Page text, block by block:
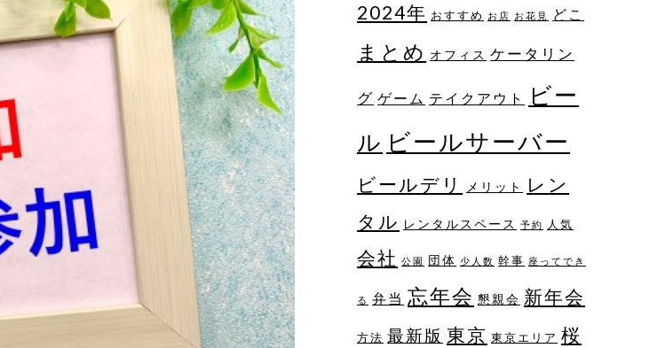
2024年 おすすめ お店 お花見 どこ
まとめ オフィス ケータリン
グ ゲーム テイクアウト
ビー
ル ビールサーバー
ビールデリ メリット
レン
タル レンタルスペース 予約 人気
会社 公園 団体 少人数 幹事 座ってでき
る 弁当 忘年会 懇親会 新年会
方法 最新版 東京 東京エリア 桜